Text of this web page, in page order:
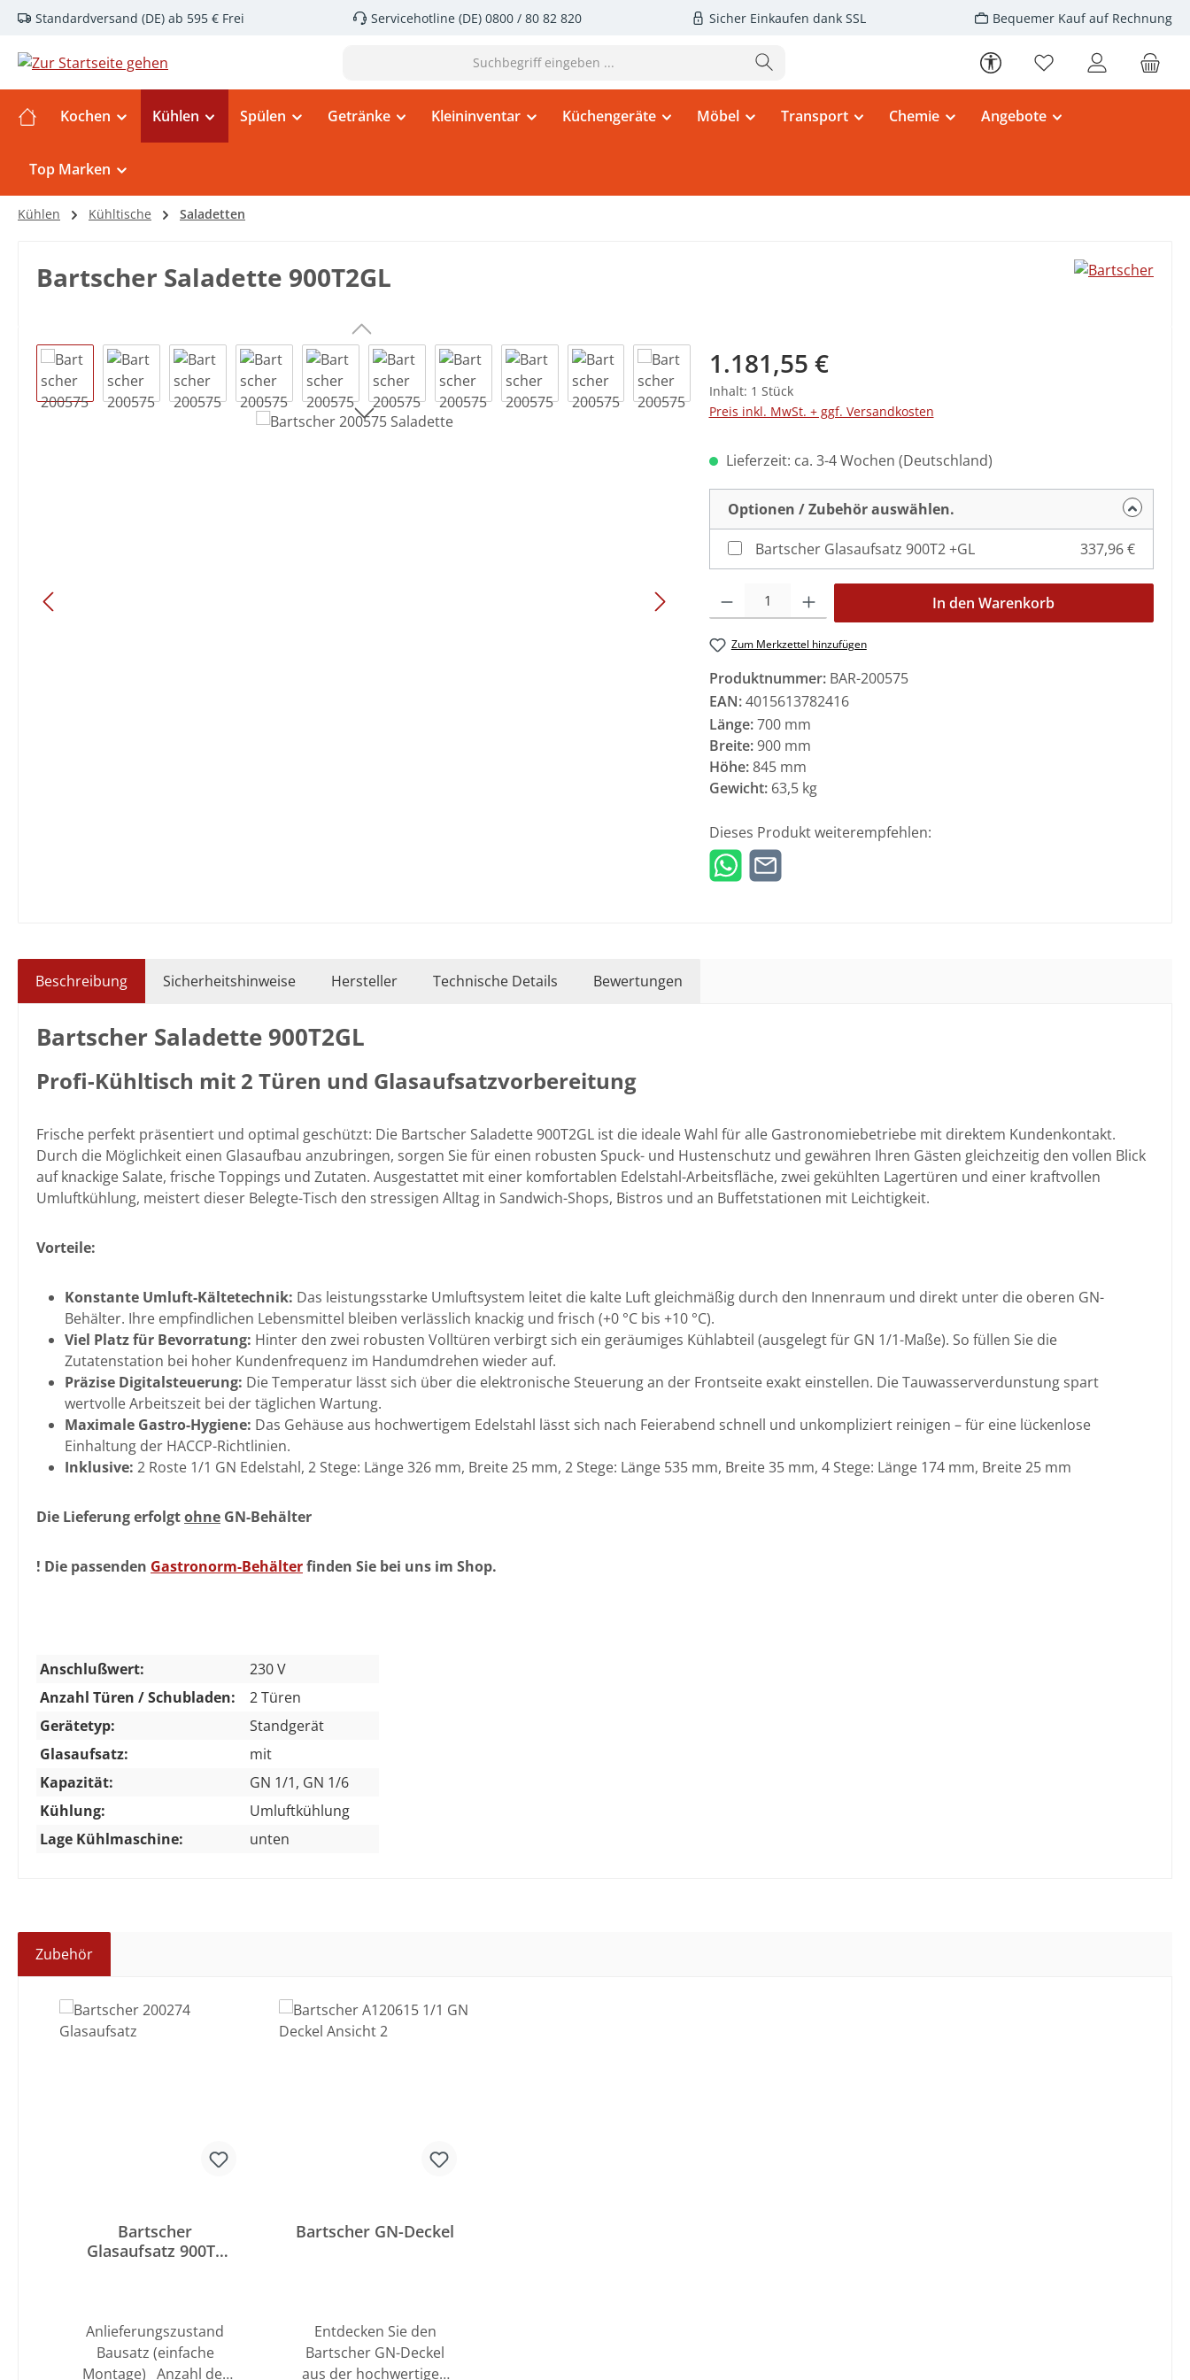
Hauptinhalt springen
Zur Suche springen
Zur Hauptnavigation springen
Standardversand (DE) ab 595 € Frei Servicehotline (DE) 0800 / 80 82 820 Sicher Einkaufen dank SSL Bequemer Kauf auf Rechnung
Werkzeugleiste anzeigen
Du hast 0 Produkte
Kochen Kühlen Spülen Getränke Kleininventar Küchengeräte Möbel Transport Chemie Angebote
Top Marken
Kühlen Kühltische Saladetten
Bartscher Saladette 900T2GL
Bildergalerie überspringen Regulärer Preis:
1.181,55 €
Inhalt: 1 Stück
Preis inkl. MwSt. + ggf. Versandkosten
Lieferzeit: ca. 3-4 Wochen (Deutschland)
Optionen / Zubehör auswählen.
Bartscher Glasaufsatz 900T2 +GL 337,96 €
Produkt Anzahl: Gib den gewünschten Wert ein oder benutze die
In den Warenkorb
Zum Merkzettel hinzufügen
Produktnummer: BAR-200575
EAN:4015613782416
Länge:700 mm
Breite:900 mm
Höhe:845 mm
Gewicht: 63,5 kg
Dieses Produkt weiterempfehlen:
Beschreibung Sicherheitshinweise Hersteller Technische Details Bewertungen
Bartscher Saladette 900T2GL
Profi-Kühltisch mit 2 Türen und Glasaufsatzvorbereitung
Frische perfekt präsentiert und optimal geschützt: Die Bartscher Saladette 900T2GL ist die ideale Wahl für alle Gastronomiebetriebe mit direktem Kundenkontakt.
Durch die Möglichkeit einen Glasaufbau anzubringen, sorgen Sie für einen robusten Spuck- und Hustenschutz und gewähren Ihren Gästen gleichzeitig den vollen Blick
auf knackige Salate, frische Toppings und Zutaten. Ausgestattet mit einer komfortablen Edelstahl-Arbeitsfläche, zwei gekühlten Lagertüren und einer kraftvollen
Umluftkühlung, meistert dieser Belegte-Tisch den stressigen Alltag in Sandwich-Shops, Bistros und an Buffetstationen mit Leichtigkeit.
Vorteile:
Konstante Umluft-Kältetechnik: Das leistungsstarke Umluftsystem leitet die kalte Luft gleichmäßig durch den Innenraum und direkt unter die oberen GN-
Behälter. Ihre empfindlichen Lebensmittel bleiben verlässlich knackig und frisch (+0 °C bis +10 °C).
Viel Platz für Bevorratung: Hinter den zwei robusten Volltüren verbirgt sich ein geräumiges Kühlabteil (ausgelegt für GN 1/1-Maße). So füllen Sie die
Zutatenstation bei hoher Kundenfrequenz im Handumdrehen wieder auf.
Präzise Digitalsteuerung: Die Temperatur lässt sich über die elektronische Steuerung an der Frontseite exakt einstellen. Die Tauwasserverdunstung spart
wertvolle Arbeitszeit bei der täglichen Wartung.
Maximale Gastro-Hygiene: Das Gehäuse aus hochwertigem Edelstahl lässt sich nach Feierabend schnell und unkompliziert reinigen – für eine lückenlose
Einhaltung der HACCP-Richtlinien.
Inklusive: 2 Roste 1/1 GN Edelstahl, 2 Stege: Länge 326 mm, Breite 25 mm, 2 Stege: Länge 535 mm, Breite 35 mm, 4 Stege: Länge 174 mm, Breite 25 mm
Die Lieferung erfolgtohne GN-Behälter
! Die passenden Gastronorm-Behälterfinden Sie bei uns im Shop.
Anschlußwert:
230 V
Anzahl Türen / Schubladen:
2 Türen
Gerätetyp:
Standgerät
Glasaufsatz:
mit
Kapazität:
GN 1/1, GN 1/6
Kühlung:
Umluftkühlung
Lage Kühlmaschine:
unten
Zubehör
Produktgalerie überspringen
Bartscher
Glasaufsatz 900T2
Anlieferungszustand
Bausatz (einfache
Montage) Anzahl der
Bartscher GN-Deckel
Entdecken Sie den
Bartscher GN-Deckel
aus der hochwertigen